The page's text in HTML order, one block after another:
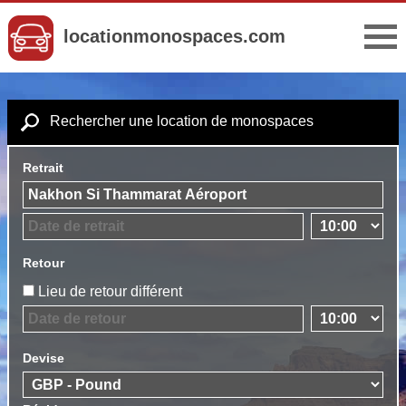
locationmonospaces.com
Rechercher une location de monospaces
Retrait
Retour
Lieu de retour différent
Devise